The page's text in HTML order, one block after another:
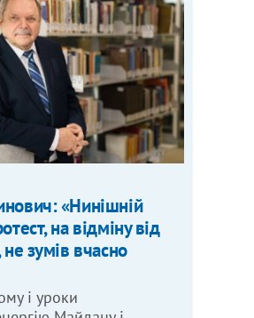
«Нинішній
на відміну від
зумів вчасно
і уроки